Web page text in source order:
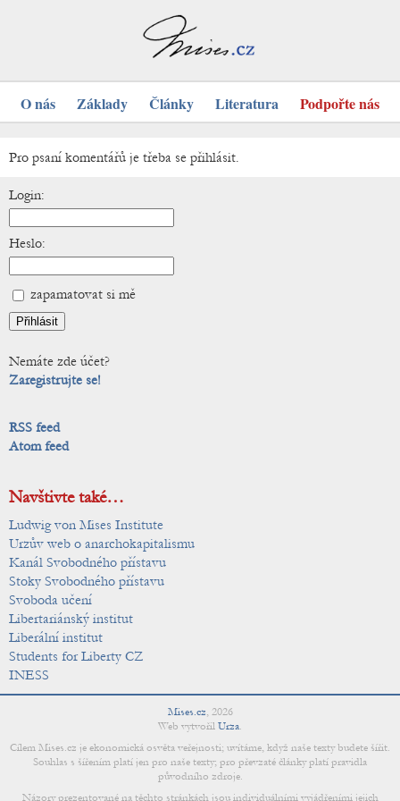
O nás Základy Články Literatura Podpořte nás
Pro psaní komentářů je třeba se přihlásit.
Login:
Heslo:
zapamatovat si mě
Nemáte zde účet?
Zaregistrujte se!
RSS feed
Atom feed
Navštivte také…
Ludwig von Mises Institute
Urzův web o anarchokapitalismu
Kanál Svobodného přístavu
Stoky Svobodného přístavu
Svoboda učení
Libertariánský institut
Liberální institut
Students for Liberty CZ
INESS
Mises.cz, 2026
Web vytvořil Urza.
Cílem Mises.cz je ekonomická osvěta veřejnosti; uvítáme, když naše texty budete šířit.
Souhlas s šířením platí jen pro naše texty; pro převzaté články platí pravidla
původního zdroje.
Názory prezentované na těchto stránkách jsou individuálními vyjádřeními jejich